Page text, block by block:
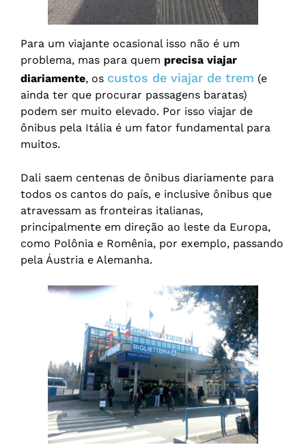
Para um viajante ocasional isso não é um
problema, mas para quem precisa viajar
diariamente, os custos de viajar de trem (e
ainda ter que procurar passagens baratas)
podem ser muito elevado. Por isso viajar de
ônibus pela Itália é um fator fundamental para
muitos.
Dali saem centenas de ônibus diariamente para
todos os cantos do país, e inclusive ônibus que
atravessam as fronteiras italianas,
principalmente em direção ao leste da Europa,
como Polônia e Romênia, por exemplo, passando
pela Áustria e Alemanha.